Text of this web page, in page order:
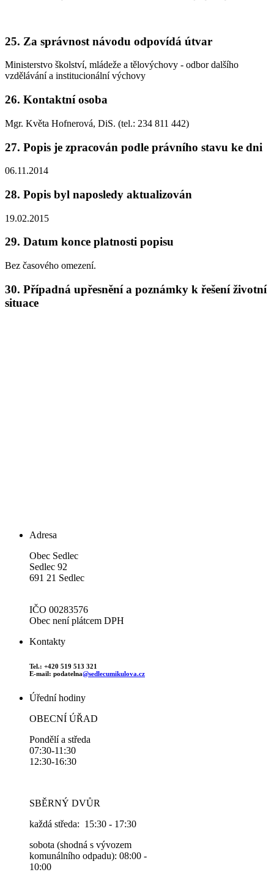
25. Za správnost návodu odpovídá útvar
Ministerstvo školství, mládeže a tělovýchovy - odbor dalšího
vzdělávání a institucionální výchovy
26. Kontaktní osoba
Mgr. Květa Hofnerová, DiS. (tel.: 234 811 442)
27. Popis je zpracován podle právního stavu ke dni
06.11.2014
28. Popis byl naposledy aktualizován
19.02.2015
29. Datum konce platnosti popisu
Bez časového omezení.
30. Případná upřesnění a poznámky k řešení životní
situace
Adresa
Obec Sedlec
Sedlec 92
691 21 Sedlec
IČO 00283576
Obec není plátcem DPH
Kontakty
Tel.: +420 519 513 321
E-mail: podatelna@sedlecumikulova.cz
Úřední hodiny
OBECNÍ ÚŘAD
Pondělí a středa
07:30-11:30
12:30-16:30
SBĚRNÝ DVŮR
každá středa: 15:30 - 17:30
sobota (shodná s vývozem
komunálního odpadu): 08:00 -
10:00